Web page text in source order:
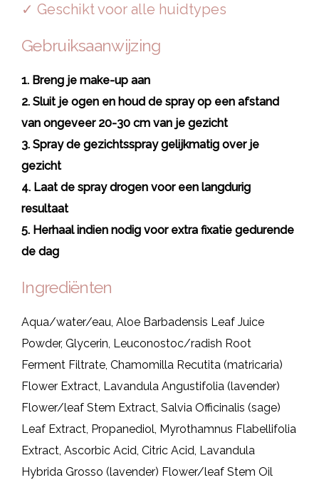
✓ Geschikt voor alle huidtypes
Gebruiksaanwijzing
1. Breng je make-up aan
2. Sluit je ogen en houd de spray op een afstand
van ongeveer 20-30 cm van je gezicht
3. Spray de gezichtsspray gelijkmatig over je
gezicht
4. Laat de spray drogen voor een langdurig
resultaat
5. Herhaal indien nodig voor extra fixatie gedurende
de dag
Ingrediënten
Aqua/water/eau, Aloe Barbadensis Leaf Juice
Powder, Glycerin, Leuconostoc/radish Root
Ferment Filtrate, Chamomilla Recutita (matricaria)
Flower Extract, Lavandula Angustifolia (lavender)
Flower/leaf Stem Extract, Salvia Officinalis (sage)
Leaf Extract, Propanediol, Myrothamnus Flabellifolia
Extract, Ascorbic Acid, Citric Acid, Lavandula
Hybrida Grosso (lavender) Flower/leaf Stem Oil